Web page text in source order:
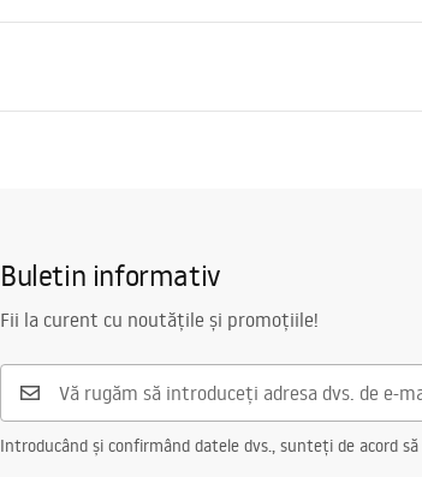
Alb
135mm
mm
Da Nu
Da Nu
Buletin informativ
Fii la curent cu noutățile și promoțiile!
Introducând și confirmând datele dvs., sunteți de acord